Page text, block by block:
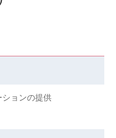
ョンの提供